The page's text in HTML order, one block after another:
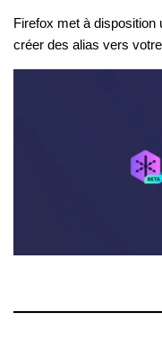
Firefox met à disposition
créer des alias vers